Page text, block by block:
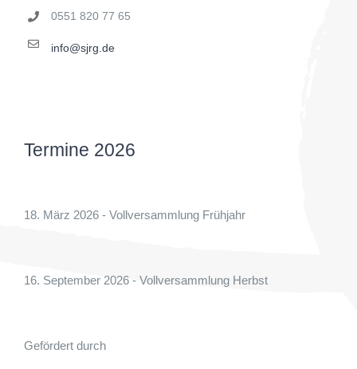
0551 820 77 65
info@sjrg.de
Termine 2026
18. März 2026 - Vollversammlung Frühjahr
16. September 2026 - Vollversammlung Herbst
Gefördert durch